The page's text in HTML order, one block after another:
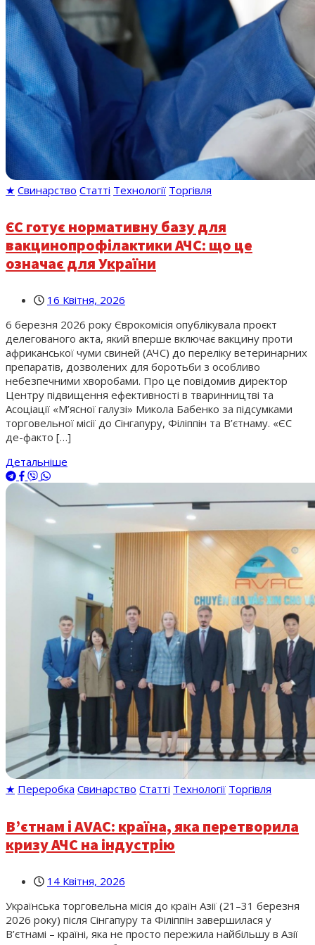
★ Свинарство Статті Технології Торгівля
ЄС готує нормативну базу для
вакцинопрофілактики АЧС: що це
означає для України
16 Квітня, 2026
6 березня 2026 року Єврокомісія опублікувала проєкт
делегованого акта, який вперше включає вакцину проти
африканської чуми свиней (АЧС) до переліку ветеринарних
препаратів, дозволених для боротьби з особливо
небезпечними хворобами. Про це повідомив директор
Центру підвищення ефективності в тваринництві та
Асоціації «М’ясної галузі» Микола Бабенко за підсумками
торговельної місії до Сінгапуру, Філіппін та В’єтнаму. «ЄС
де-факто […]
Детальніше
★ Переробка Свинарство Статті Технології Торгівля
В’єтнам і AVAC: країна, яка перетворила
кризу АЧС на індустрію
14 Квітня, 2026
Українська торговельна місія до країн Азії (21–31 березня
2026 року) після Сінгапуру та Філіппін завершилася у
В’єтнамі – країні, яка не просто пережила найбільшу в Азії